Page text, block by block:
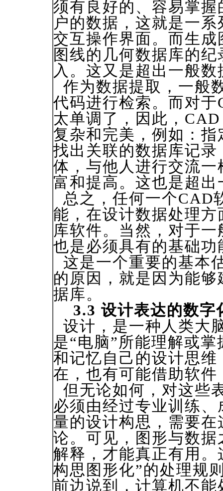
须有良好的、容易掌
户的数据，这就是一
交互操作界面。而生
图线的几何数据库的
入。这又是超出一般
作为数据提取，一般
代码进行检索。而对
太单调了，因此，
复杂和完美，例如：
找出关联的数据库记
体，与他人进行交流
富和提高。这也是超
总之，任何一个CAD
能，在设计数据处理
库软件。当然，对于
也是必须具有的基础功
这是一个重要的基本
的原因，就是因为能
据库。
3.3 设计表达的数字
设计，是一种人类大
是“电脑”所能理解或
和记忆自己的设计思
在，也有可能借助软
但无论如何，对这些
必须由经过专业训练
量的设计构思，需要
论。可见，图形与数
解释，才能真正有用
构思图形化”的处理规
前边说到，计算机不